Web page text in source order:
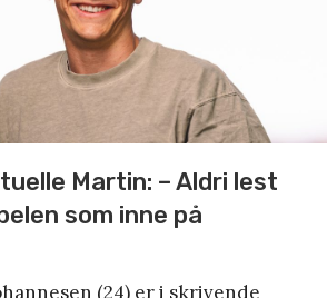
Martin: – Aldri lest
som inne på
(24) er i skrivende